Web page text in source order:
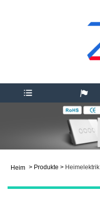
Heim > Produkte > Heimelektrik